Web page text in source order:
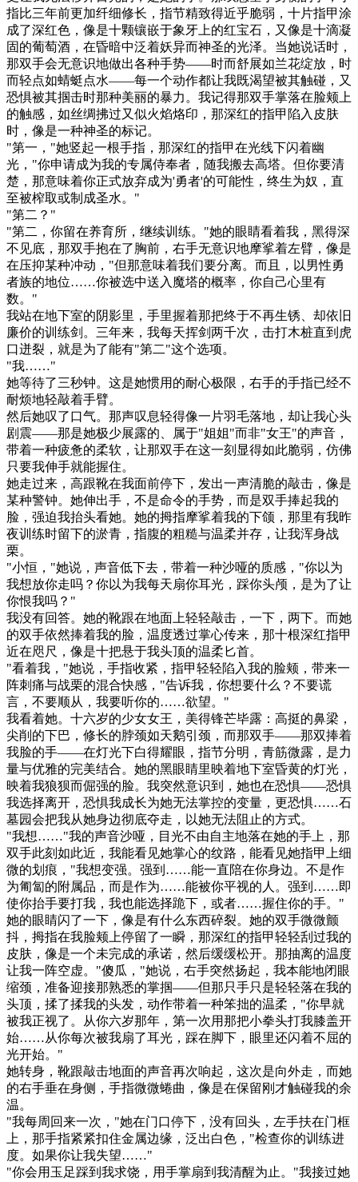
指比三年前更加纤细修长，指节精致得近乎脆弱，十片指甲涂
成了深红色，像是十颗镶嵌于象牙上的红宝石，又像是十滴凝
固的葡萄酒，在昏暗中泛着妖异而神圣的光泽。当她说话时，
那双手会无意识地做出各种手势——时而舒展如兰花绽放，时
而轻点如蜻蜓点水——每一个动作都让我既渴望被其触碰，又
恐惧被其掴击时那种美丽的暴力。我记得那双手掌落在脸颊上
的触感，如丝绸拂过又似火焰烙印，那深红的指甲陷入皮肤
时，像是一种神圣的标记。
"第一，"她竖起一根手指，那深红的指甲在光线下闪着幽
光，"你申请成为我的专属侍奉者，随我搬去高塔。但你要清
楚，那意味着你正式放弃成为'勇者'的可能性，终生为奴，直
至被榨取或制成圣水。"
"第二？"
"第二，你留在养育所，继续训练。"她的眼睛看着我，黑得深
不见底，那双手抱在了胸前，右手无意识地摩挲着左臂，像是
在压抑某种冲动，"但那意味着我们要分离。而且，以男性勇
者族的地位……你被选中送入魔塔的概率，你自己心里有
数。"
我站在地下室的阴影里，手里握着那把终于不再生锈、却依旧
廉价的训练剑。三年来，我每天挥剑两千次，击打木桩直到虎
口迸裂，就是为了能有"第二"这个选项。
"我……"
她等待了三秒钟。这是她惯用的耐心极限，右手的手指已经不
耐烦地轻敲着手臂。
然后她叹了口气。那声叹息轻得像一片羽毛落地，却让我心头
剧震——那是她极少展露的、属于"姐姐"而非"女王"的声音，
带着一种疲惫的柔软，让那双手在这一刻显得如此脆弱，仿佛
只要我伸手就能握住。
她走过来，高跟靴在我面前停下，发出一声清脆的敲击，像是
某种警钟。她伸出手，不是命令的手势，而是双手捧起我的
脸，强迫我抬头看她。她的拇指摩挲着我的下颌，那里有我昨
夜训练时留下的淤青，指腹的粗糙与温柔并存，让我浑身战
栗。
"小恒，"她说，声音低下去，带着一种沙哑的质感，"你以为
我想放你走吗？你以为我每天扇你耳光，踩你头颅，是为了让
你恨我吗？"
我没有回答。她的靴跟在地面上轻轻敲击，一下，两下。而她
的双手依然捧着我的脸，温度透过掌心传来，那十根深红指甲
近在咫尺，像是十把悬于我头顶的温柔匕首。
"看着我，"她说，手指收紧，指甲轻轻陷入我的脸颊，带来一
阵刺痛与战栗的混合快感，"告诉我，你想要什么？不要谎
言，不要顺从，我要听你的……欲望。"
我看着她。十六岁的少女女王，美得锋芒毕露：高挺的鼻梁，
尖削的下巴，修长的脖颈如天鹅引颈，而那双手——那双捧着
我脸的手——在灯光下白得耀眼，指节分明，青筋微露，是力
量与优雅的完美结合。她的黑眼睛里映着地下室昏黄的灯光，
映着我狼狈而倔强的脸。我突然意识到，她也在恐惧——恐惧
我选择离开，恐惧我成长为她无法掌控的变量，更恐惧……石
墓园会把我从她身边彻底夺走，以她无法阻止的方式。
"我想……"我的声音沙哑，目光不由自主地落在她的手上，那
双手此刻如此近，我能看见她掌心的纹路，能看见她指甲上细
微的划痕，"我想变强。强到……能一直陪在你身边。不是作
为匍匐的附属品，而是作为……能被你平视的人。强到……即
使你抬手要打我，我也能选择跪下，或者……握住你的手。"
她的眼睛闪了一下，像是有什么东西碎裂。她的双手微微颤
抖，拇指在我脸颊上停留了一瞬，那深红的指甲轻轻刮过我的
皮肤，像是一个未完成的承诺，然后缓缓松开。那抽离的温度
让我一阵空虚。"傻瓜，"她说，右手突然扬起，我本能地闭眼
缩颈，准备迎接那熟悉的掌掴——但那只手只是轻轻落在我的
头顶，揉了揉我的头发，动作带着一种笨拙的温柔，"你早就
被我正视了。从你六岁那年，第一次用那把小拳头打我膝盖开
始……从你每次被我扇了耳光，踩在脚下，眼里还闪着不屈的
光开始。"
她转身，靴跟敲击地面的声音再次响起，这次是向外走，而她
的右手垂在身侧，手指微微蜷曲，像是在保留刚才触碰我的余
温。
"我每周回来一次，"她在门口停下，没有回头，左手扶在门框
上，那手指紧紧扣住金属边缘，泛出白色，"检查你的训练进
度。如果你让我失望……"
"你会用玉足踩到我求饶，用手掌扇到我清醒为止。"我接过她